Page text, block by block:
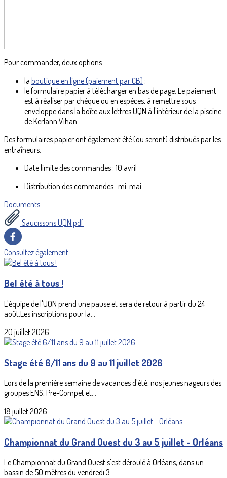
Pour commander, deux options :
la boutique en ligne (paiement par CB) ;
le formulaire papier à télécharger en bas de page. Le paiement
est à réaliser par chèque ou en espèces, à remettre sous
enveloppe dans la boîte aux lettres UQN à l'intérieur de la piscine
de Kerlann Vihan.
Des formulaires papier ont également été (ou seront) distribués par les
entraîneurs.
Date limite des commandes : 10 avril
Distribution des commandes : mi-mai
Documents
Saucissons UQN.pdf
Consultez également
Bel été à tous !
L'équipe de l'UQN prend une pause et sera de retour à partir du 24
août.Les inscriptions pour la...
20 juillet 2026
Stage été 6/11 ans du 9 au 11 juillet 2026
Lors de la première semaine de vacances d'été, nos jeunes nageurs des
groupes ENS, Pre-Compet et...
18 juillet 2026
Championnat du Grand Ouest du 3 au 5 juillet - Orléans
Le Championnat du Grand Ouest s'est déroulé à Orléans, dans un
bassin de 50 mètres du vendredi 3...